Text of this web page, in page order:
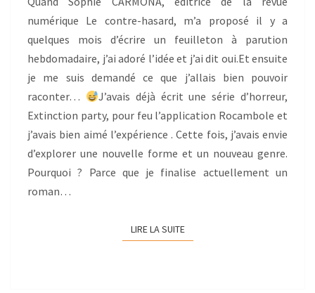
numérique Le contre-hasard, m’a proposé il y a
quelques mois d’écrire un feuilleton à parution
hebdomadaire, j’ai adoré l’idée et j’ai dit oui.Et ensuite
je me suis demandé ce que j’allais bien pouvoir
raconter…
J’avais déjà écrit une série d’horreur,
Extinction party, pour feu l’application Rocambole et
j’avais bien aimé l’expérience . Cette fois, j’avais envie
d’explorer une nouvelle forme et un nouveau genre.
Pourquoi ? Parce que je finalise actuellement un
roman…
LIRE LA SUITELIRE LA SUITE